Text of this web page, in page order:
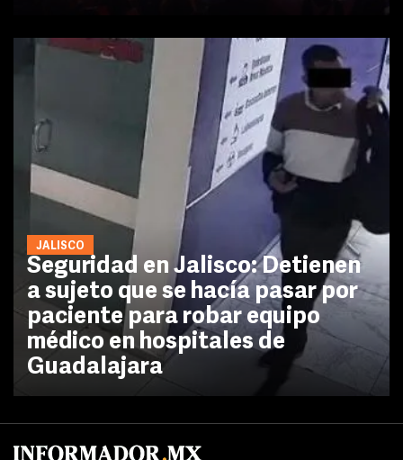
JALISCO
Seguridad en Jalisco: Detienen
a sujeto que se hacía pasar por
paciente para robar equipo
médico en hospitales de
Guadalajara